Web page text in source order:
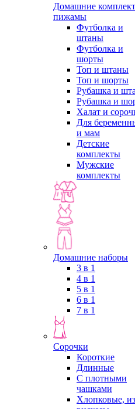
Домашние
пижамы
Футболка и
штаны
Футболка и
шорты
Топ и штаны
Топ и шорты
Рубашка и
Рубашка и
Халат и
Для
и мам
Детские
комплекты
Мужские
комплекты
Домашние наборы
3 в 1
4 в 1
5 в 1
6 в 1
7 в 1
Сорочки
Короткие
Длинные
С плотными
чашками
Хлопковые, из